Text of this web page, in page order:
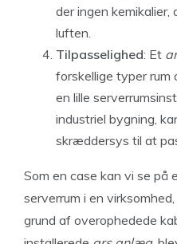
der ingen kemikalier,
luften.
Tilpasselighed: Et
forskellige typer rum
en lille
industriel bygning,
skræddersys til at
Som en case kan vi se på
serverrum i en
grund af overophedede